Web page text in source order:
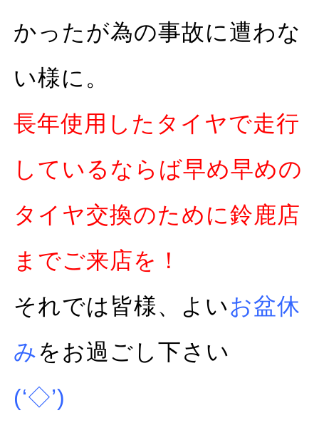
かったが為の事故に遭わな
い様に。
長年使用したタイヤで走行
しているならば早め早めの
タイヤ交換のために鈴鹿店
までご来店を！
それでは皆様、よいお盆休
みをお過 ごし下さい
(‘◇’)ゞ